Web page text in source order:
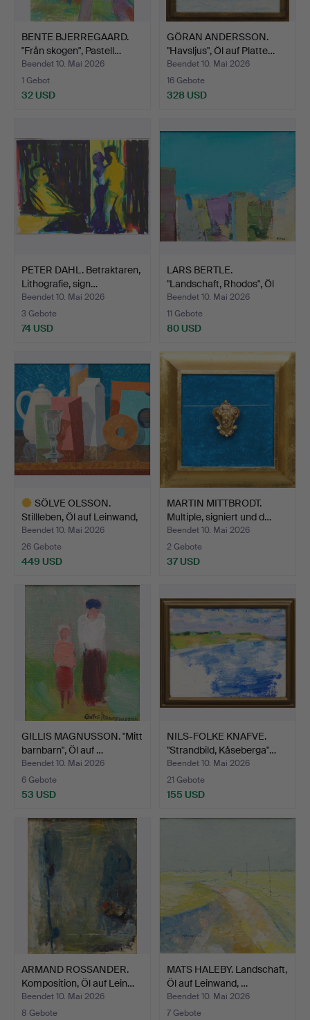
BENTE BJERREGAARD.
"Från skogen", Pastell…
Beendet 10. Mai 2026
1 Gebot
32 USD
GÖRAN ANDERSSON.
"Havsljus", Öl auf Platte…
Beendet 10. Mai 2026
16 Gebote
328 USD
PETER DAHL. Betraktaren,
Lithografie, sign…
Beendet 10. Mai 2026
3 Gebote
74 USD
LARS BERTLE.
"Landschaft, Rhodos", Öl
auf …
Beendet 10. Mai 2026
11 Gebote
80 USD
SÖLVE OLSSON.
Stillleben, Öl auf Leinwand,
…
Beendet 10. Mai 2026
26 Gebote
449 USD
MARTIN MITTBRODT.
Multiple, signiert und d…
Beendet 10. Mai 2026
2 Gebote
37 USD
GILLIS MAGNUSSON. "Mitt
barnbarn", Öl auf …
Beendet 10. Mai 2026
6 Gebote
53 USD
NILS-FOLKE KNAFVE.
"Strandbild, Kåseberga"…
Beendet 10. Mai 2026
21 Gebote
155 USD
ARMAND ROSSANDER.
Komposition, Öl auf Lein…
Beendet 10. Mai 2026
8 Gebote
MATS HALEBY. Landschaft,
Öl auf Leinwand, …
Beendet 10. Mai 2026
7 Gebote